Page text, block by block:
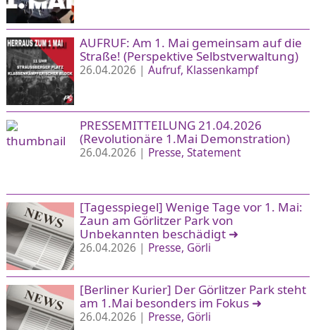
AUFRUF: Am 1. Mai gemeinsam auf die
Straße! (Perspektive Selbstverwaltung)
26.04.2026 |Aufruf Klassenkampf
PRESSEMITTEILUNG 21.04.2026
(Revolutionäre 1.Mai Demonstration)
26.04.2026 | Presse Statement
[Tagesspiegel] Wenige Tage vor 1. Mai:
Zaun am Görlitzer Park von
Unbekannten beschädigt ➜
26.04.2026 | Presse Görli
[Berliner Kurier] Der Görlitzer Park steht
am 1.Mai besonders im Fokus ➜
26.04.2026 | Presse Görli